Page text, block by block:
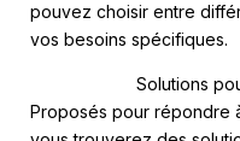
pouvez choisir entre
vos besoins spécifiques.
Solutions
Proposés pour répondre